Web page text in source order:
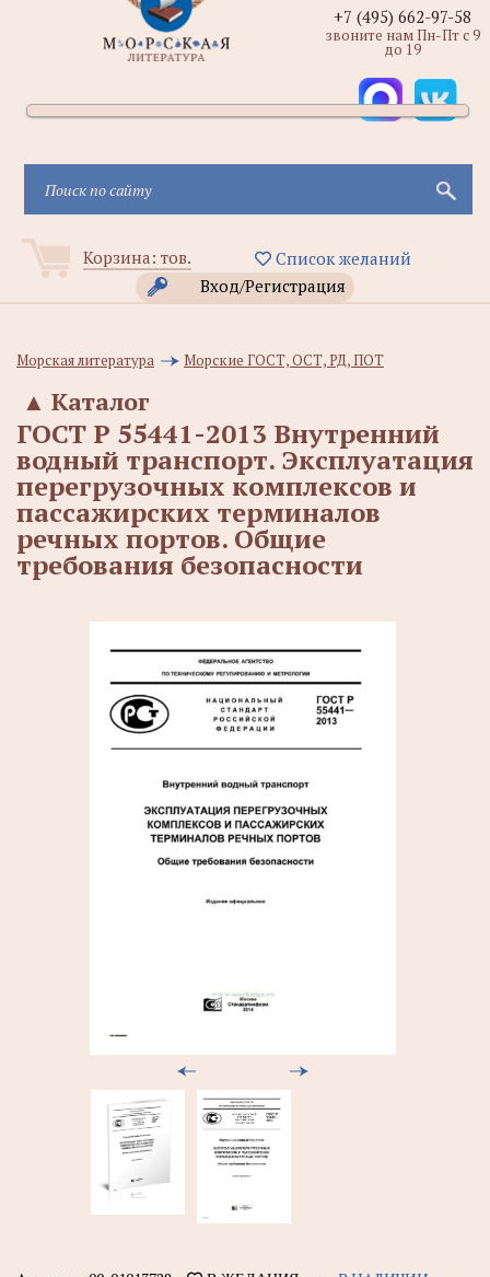
Корзина: тов.
Список желаний
Вход/Регистрация
+7 (495) 662-97-58
звоните нам Пн-Пт с 9
до 19
Морская литература Морские ГОСТ, ОСТ, РД, ПОТ
Каталог
▲
ГОСТ Р 55441-2013 Внутренний
водный транспорт. Эксплуатация
перегрузочных комплексов и
пассажирских терминалов
речных портов. Общие
требования безопасности